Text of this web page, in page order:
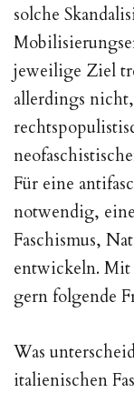
solche
jeweilige Ziel
allerdings
Für eine
notwendig,
Faschismus,
entwickeln. Mit
gern folgende
Was
italienischen